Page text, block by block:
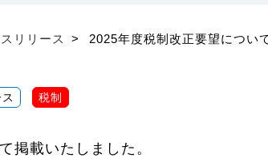
リリース > 2025年度税制改正要望につい
税制
掲載いたしました。